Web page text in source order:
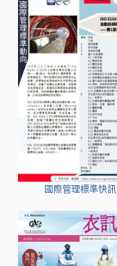
國際管理標準快訊